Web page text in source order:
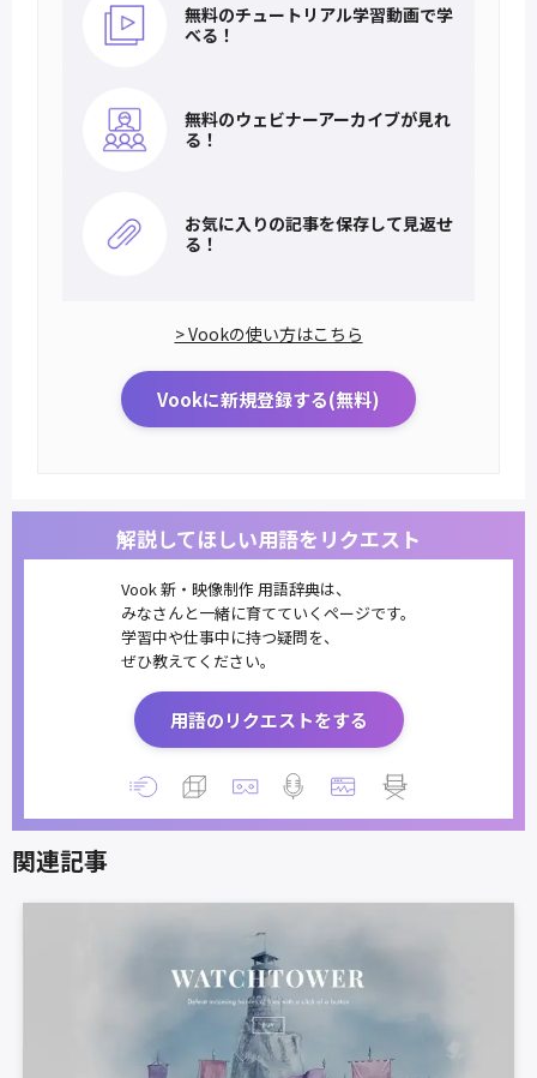
無料のチュートリアル学習動画で学
べる！
無料のウェビナーアーカイブが見れ
る！
お気に入りの記事を保存して見返せ
る！
> Vookの使い方はこちら
Vookに新規登録する(無料)
解説してほしい用語をリクエスト
Vook 新・映像制作 用語辞典は、
みなさんと一緒に育てていくページです。
学習中や仕事中に持つ疑問を、
ぜひ教えてください。
用語のリクエストをする
関連記事